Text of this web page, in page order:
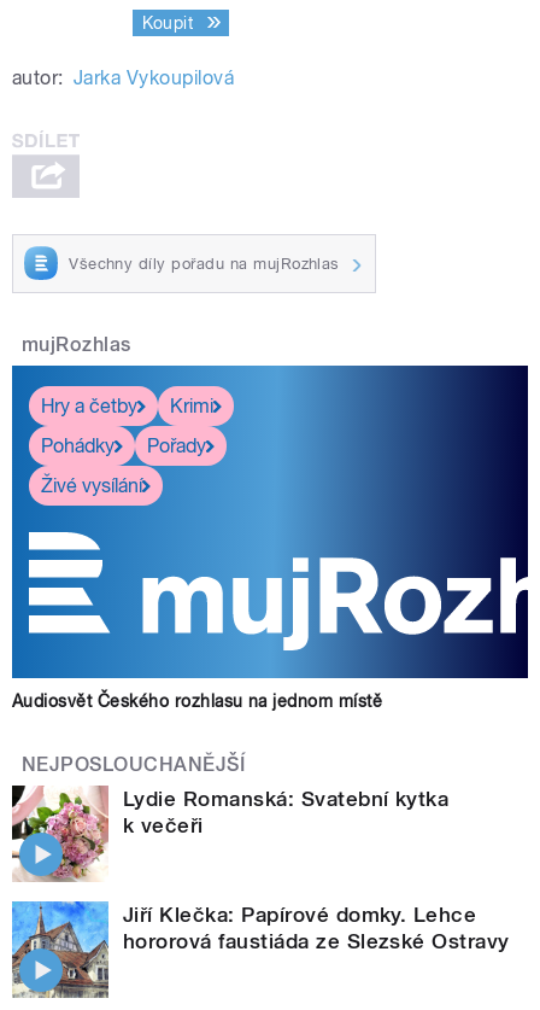
Koupit
autor: Jarka Vykoupilová
Všechny díly pořadu na mujRozhlas
mujRozhlas
Hry a četby
Krimi
Pohádky
Pořady
Živé vysílání
Audiosvět Českého rozhlasu na jednom místě
NEJPOSLOUCHANĚJŠÍ
Lydie Romanská: Svatební kytka
k večeři
Jiří Klečka: Papírové domky. Lehce
hororová faustiáda ze Slezské Ostravy